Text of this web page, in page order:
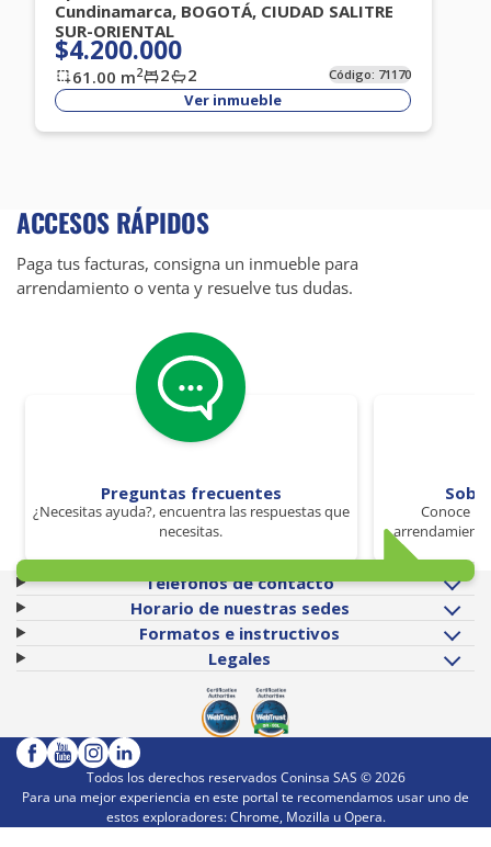
Cundinamarca, BOGOTÁ, CIUDAD SALITRE
SUR-ORIENTAL
$4.200.000
61.00 m2 2 2 Código: 71170
Ver inmueble
ACCESOS RÁPIDOS
Paga tus facturas, consigna un inmueble para
arrendamiento o venta y resuelve tus dudas.
Preguntas frecuentes
¿Necesitas ayuda?, encuentra las respuestas que
necesitas.
Conoce
Teléfonos de contacto
Horario de nuestras sedes
Formatos e instructivos
Legales
Todos los derechos reservados Coninsa SAS ©2026
Para una mejor experiencia en este portal te recomendamos usar uno de
estos exploradores: Chrome, Mozilla u Opera.